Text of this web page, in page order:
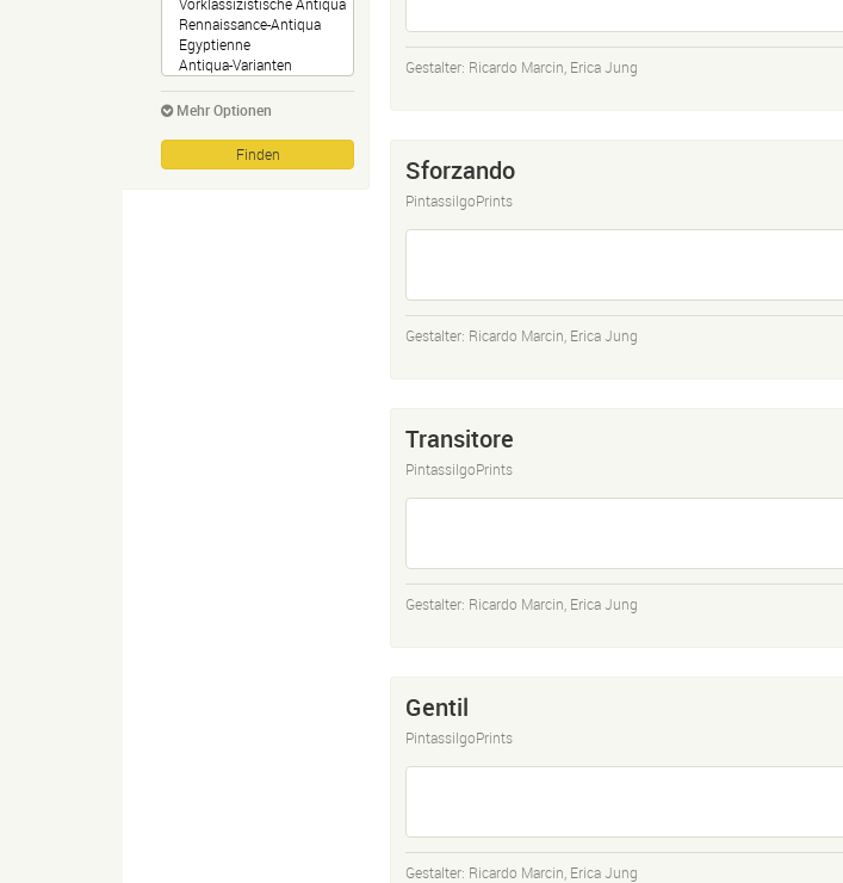
Mehr Optionen
Gestalter: Ricardo Marcin Erica Jung
Sforzando
PintassilgoPrints
Gestalter: Ricardo Marcin Erica Jung
Transitore
PintassilgoPrints
Gestalter: Ricardo Marcin Erica Jung
Gentil
PintassilgoPrints
Gestalter: Ricardo Marcin Erica Jung